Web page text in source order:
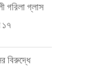
গরিলা গ্লাস
১৭
বিরুদ্ধে